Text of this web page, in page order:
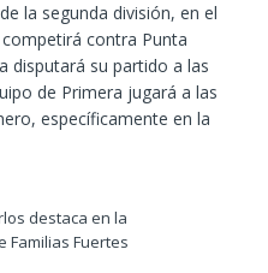
la segunda división, en el
contra Punta
disputará su partido a las
de Primera jugará a las
específicamente en la
destaca en la
Familias Fuertes